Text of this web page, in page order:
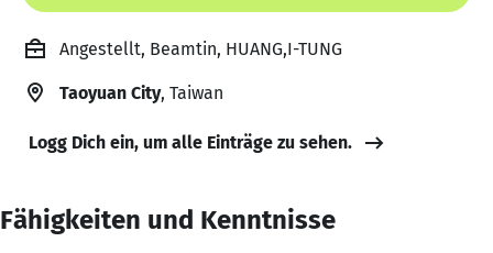
Angestellt, Beamtin, HUANG,I-TUNG
Taoyuan City, Taiwan
Logg Dich ein, um alle Einträge zu sehen.
Fähigkeiten und Kenntnisse